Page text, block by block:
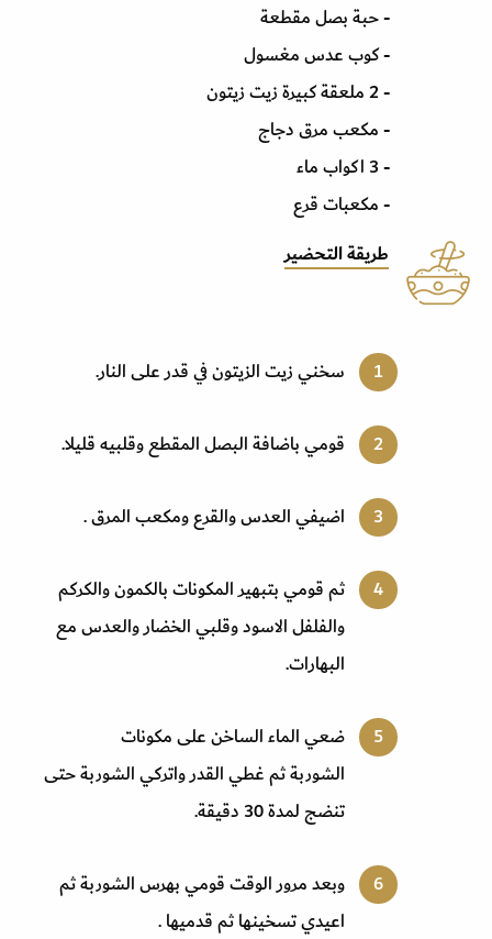
- حبة بصل مقطعة
- كوب عدس مغسول
- 2 ملعقة كبيرة زيت زيتون
- مكعب مرق دجاج
- 3 اكواب ماء
- مكعبات قرع
طريقة التحضير
سخني زيت الزيتون في قدر على النار.
قومي باضافة البصل المقطع وقلبيه قليلا.
اضيفي العدس والقرع ومكعب المرق .
ثم قومي بتبهير المكونات بالكمون والكركم
والفلفل الاسود وقلبي الخضار والعدس مع
البهارات.
ضعي الماء الساخن على مكونات
الشوربة ثم غطي القدر واتركي الشوربة حتى
تنضج لمدة 30 دقيقة.
وبعد مرور الوقت قومي بهرس الشوربة ثم
اعيدي تسخينها ثم قدميها .